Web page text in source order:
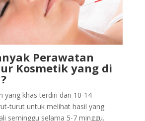
Perawatan
Kosmetik yang di
yang khas terdiri dari 10-14
turut untuk melihat hasil yang
seminggu selama 5-7 minggu.